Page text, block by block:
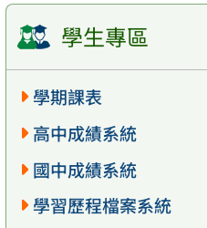
學生專區
學期課表
高中成績系統
國中成績系統
學習歷程檔案系統